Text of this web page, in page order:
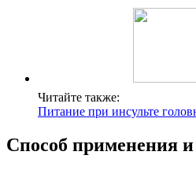
Читайте также:
Питание при инсульте
Способ применения